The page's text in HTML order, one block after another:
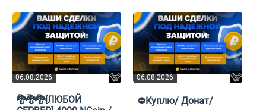
06.08.2026
🐉🐉🐉[ЛЮБОЙ
06.08.2026
⛔Куплю/ Донат/